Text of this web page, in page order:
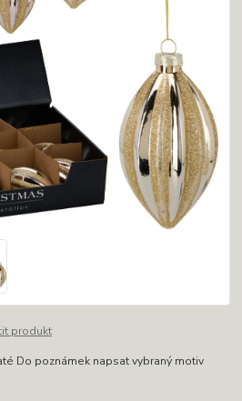
produkt
Do poznámek napsat vybraný motiv